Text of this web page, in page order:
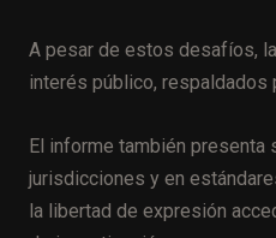
A pesar de estos desafíos,
interés público,
El informe también
jurisdicciones y en
la libertad de expresión